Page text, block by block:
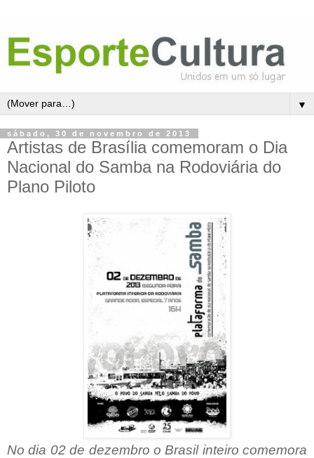
▼
sábado, 30 de novembro de 2013
Artistas de Brasília comemoram o Dia
Nacional do Samba na Rodoviária do
Plano Piloto
No dia 02 de dezembro o Brasil inteiro comemora